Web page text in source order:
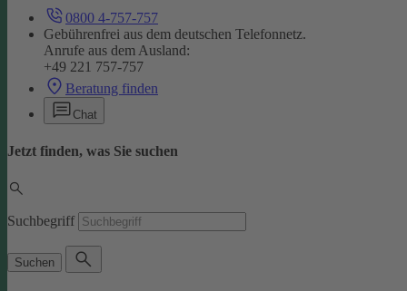
0800 4-757-757
Gebührenfrei aus dem deutschen Telefonnetz.
Anrufe aus dem Ausland:
+49 221 757-757
Beratung finden
Chat
Jetzt finden, was Sie suchen
Suchbegriff
Suchen